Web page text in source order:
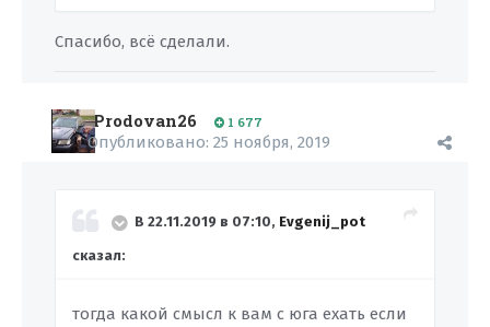
Спасибо, всё сделали.
Prodovan26 1 677
Опубликовано: 25 ноября, 2019
В 22.11.2019 в 07:10, Evgenij_pot
сказал:
тогда какой смысл к вам с юга ехать если